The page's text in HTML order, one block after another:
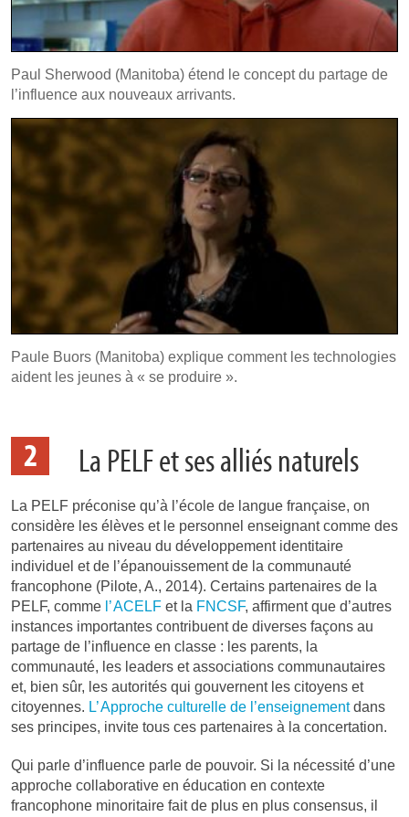
Paul Sherwood (Manitoba) étend le concept du partage de
l’influence aux nouveaux arrivants.
Paule Buors (Manitoba) explique comment les technologies
aident les jeunes à « se produire ».
2 La PELF et ses alliés naturels
La PELF préconise qu’à l’école de langue française, on
considère les élèves et le personnel enseignant comme des
partenaires au niveau du développement identitaire
individuel et de l’épanouissement de la communauté
francophone (Pilote, A., 2014). Certains partenaires de la
PELF, comme l’ACELF et la FNCSF, affirment que d’autres
instances importantes contribuent de diverses façons au
partage de l’influence en classe : les parents, la
communauté, les leaders et associations communautaires
et, bien sûr, les autorités qui gouvernent les citoyens et
citoyennes. L’Approche culturelle de l’enseignementdans
ses principes, invite tous ces partenaires à la concertation.
Qui parle d’influence parle de pouvoir. Si la nécessité d’une
approche collaborative en éducation en contexte
francophone minoritaire fait de plus en plus consensus, il